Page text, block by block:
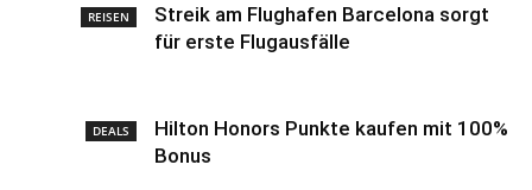
REISEN
Streik am Flughafen Barcelona sorgt
für erste Flugausfälle
DEALS
Hilton Honors Punkte kaufen mit 100%
Bonus